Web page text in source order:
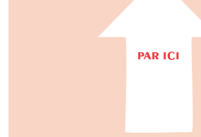
PAR ICI